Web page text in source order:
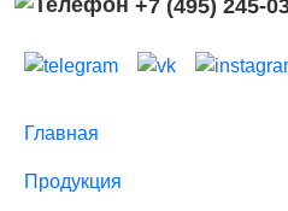
+7 (495) 245-
Главная
Продукция